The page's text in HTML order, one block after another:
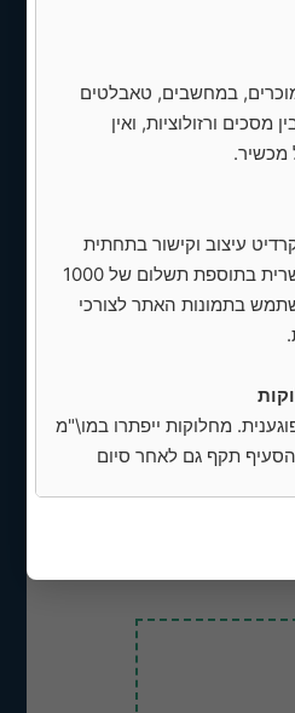
הכנסת תוכן
נעשה) מותר
ואני מאשר/ת
במחשבים, טאבלטים
מסכים ורזולוציות, ואין
מכשיר.
עיצוב וקישור בתחתית
האתר. הסרת הקרדיט אפשרית בתוספת תשלום של 1000
בתמונות האתר לצורכי
מחלוקות ייפתרו במו\"מ
תקף גם לאחר סיום
להתקין תוסף נגישות
ותנאי שימוש. האחריות
והחוק – כולל עדכונים
הפסד, דרישה או תביעה